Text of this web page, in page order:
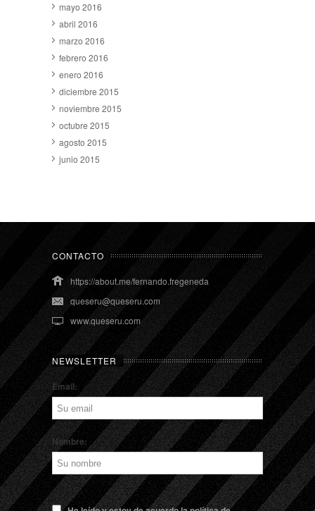
mayo 2016
abril 2016
marzo 2016
febrero 2016
enero 2016
diciembre 2015
noviembre 2015
octubre 2015
agosto 2015
junio 2015
CONTACTO
https://about.me/fernando.fregeneda
queseru@queseru.com
www.queseru.com
NEWSLETTER
Email:
Nombre: